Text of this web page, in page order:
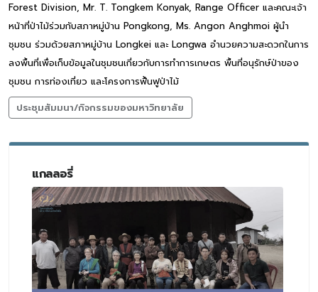
Forest Division, Mr. T. Tongkem Konyak, Range Officer และคณะเจ้า
หน้าที่ป่าไม้ร่วมกับสภาหมู่บ้าน Pongkong, Ms. Angon Anghmoi ผู้นำ
ชุมชน ร่วมด้วยสภาหมู่บ้าน Longkei และ Longwa อำนวยความสะดวกในการ
ลงพื้นที่เพื่อเก็บข้อมูลในชุมชนเกี่ยวกับการทำการเกษตร พื้นที่อนุรักษ์ป่าของ
ชุมชน การท่องเที่ยว และโครงการฟื้นฟูป่าไม้
ประชุมสัมมนา/กิจกรรมของมหาวิทยาลัย
แกลลอรี่